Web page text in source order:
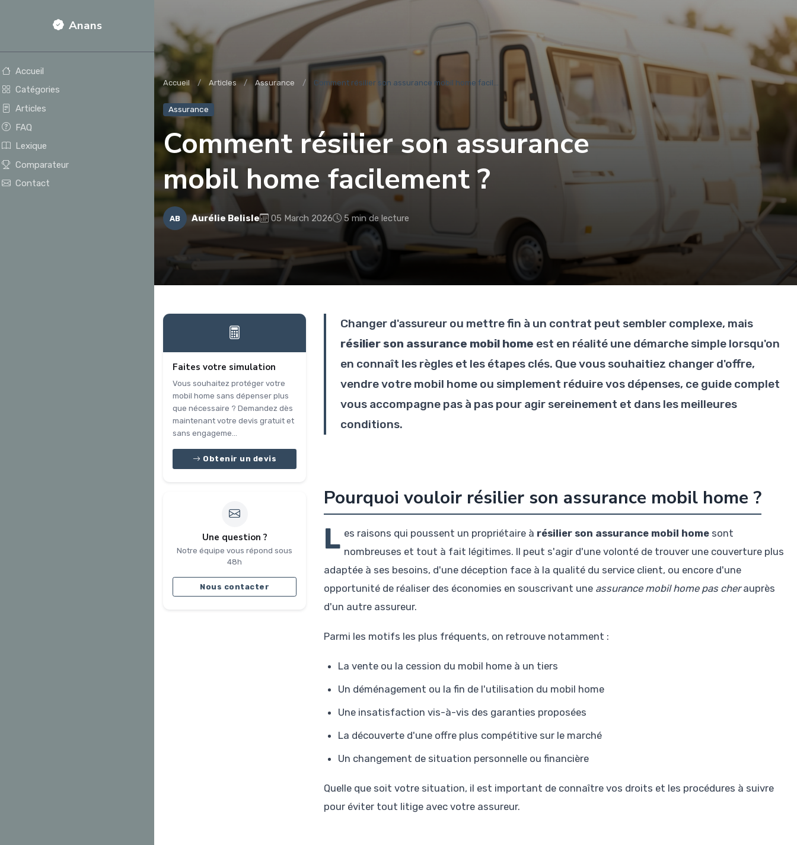
Anans
Accueil
Catégories
Articles
FAQ
Lexique
Comparateur
Contact
Accueil Articles Assurance Comment résilier son assurance mobil home facil...
Assurance
Comment résilier son assurance
mobil home facilement ?
AB Aurélie Belisle 05 March 2026 5 min de lecture
Faites votre simulation
Vous souhaitez protéger votre
mobil home sans dépenser plus
que nécessaire ? Demandez dès
maintenant votre devis gratuit et
sans engageme...
Obtenir un devis
Une question ?
Notre équipe vous répond sous
48h
Nous contacter
Changer d'assureur ou mettre fin à un contrat peut sembler complexe, mais
résilier son assurance mobil home est en réalité une démarche simple lorsqu'on
en connaît les règles et les étapes clés. Que vous souhaitiez changer d'offre,
vendre votre mobil home ou simplement réduire vos dépenses, ce guide complet
vous accompagne pas à pas pour agir sereinement et dans les meilleures
conditions.
Pourquoi vouloir résilier son assurance mobil home ?
L es raisons qui poussent un propriétaire à résilier son assurance mobil home sont
nombreuses et tout à fait légitimes. Il peut s'agir d'une volonté de trouver une couverture plus
adaptée à ses besoins, d'une déception face à la qualité du service client, ou encore d'une
opportunité de réaliser des économies en souscrivant une assurance mobil home pas cherauprès
d'un autre assureur.
Parmi les motifs les plus fréquents, on retrouve notamment :
La vente ou la cession du mobil home à un tiers
Un déménagement ou la fin de l'utilisation du mobil home
Une insatisfaction vis-à-vis des garanties proposées
La découverte d'une offre plus compétitive sur le marché
Un changement de situation personnelle ou financière
Quelle que soit votre situation, il est important de connaître vos droits et les procédures à suivre
pour éviter tout litige avec votre assureur.